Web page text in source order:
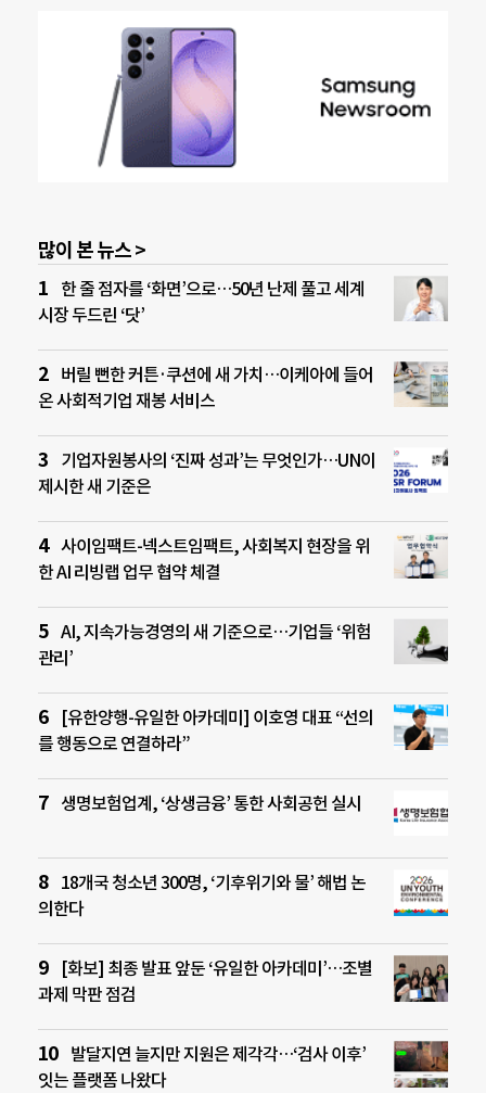
많이 본 뉴스 >
한 줄 점자를 ‘화면’으로…50년 난제 풀고 세계
시장 두드린 ‘닷’
버릴 뻔한 커튼·쿠션에 새 가치…이케아에 들어
온 사회적기업 재봉 서비스
기업자원봉사의 ‘진짜 성과’는 무엇인가…UN이
제시한 새 기준은
사이임팩트-넥스트임팩트, 사회복지 현장을 위
한 AI 리빙랩 업무 협약 체결
AI, 지속가능경영의 새 기준으로…기업들 ‘위험
관리’
[유한양행-유일한 아카데미] 이호영 대표 “선의
를 행동으로 연결하라”
생명보험업계, ‘상생금융’ 통한 사회공헌 실시
18개국 청소년 300명, ‘기후위기와 물’ 해법 논
의한다
[화보] 최종 발표 앞둔 ‘유일한 아카데미’…조별
과제 막판 점검
발달지연 늘지만 지원은 제각각…‘검사 이후’
잇는 플랫폼 나왔다